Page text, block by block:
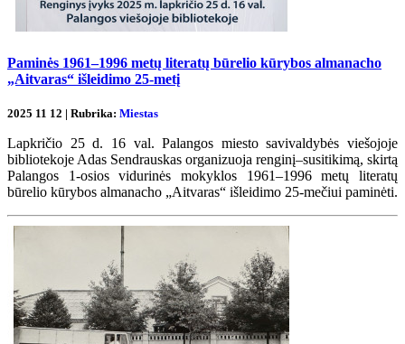
Paminės 1961–1996 metų literatų būrelio kūrybos almanacho
„Aitvaras“ išleidimo 25-metį
2025 11 12 | Rubrika: Miestas
Lapkričio 25 d. 16 val. Palangos miesto savivaldybės viešojoje
bibliotekoje Adas Sendrauskas organizuoja renginį–susitikimą, skirtą
Palangos 1-osios vidurinės mokyklos 1961–1996 metų literatų
būrelio kūrybos almanacho „Aitvaras“ išleidimo 25-mečiui paminėti.